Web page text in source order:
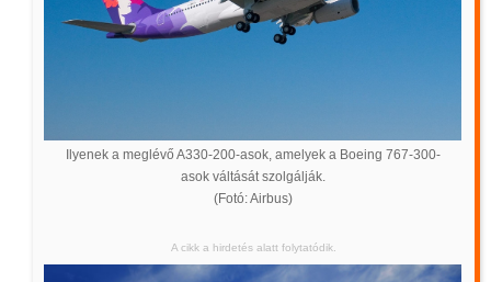
Ilyenek a meglévő A330-200-asok, amelyek a Boeing 767-300-
asok váltását szolgálják.
(Fotó: Airbus)
A cikk a hirdetés alatt folytatódik.